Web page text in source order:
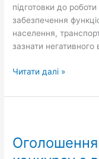
підготовки до
забезпечення
населення,
зазнати
Читати далі »
проведення